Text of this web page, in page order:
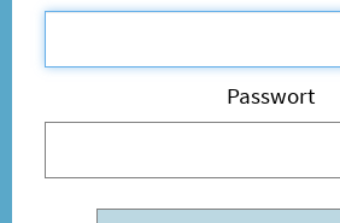
Passwort